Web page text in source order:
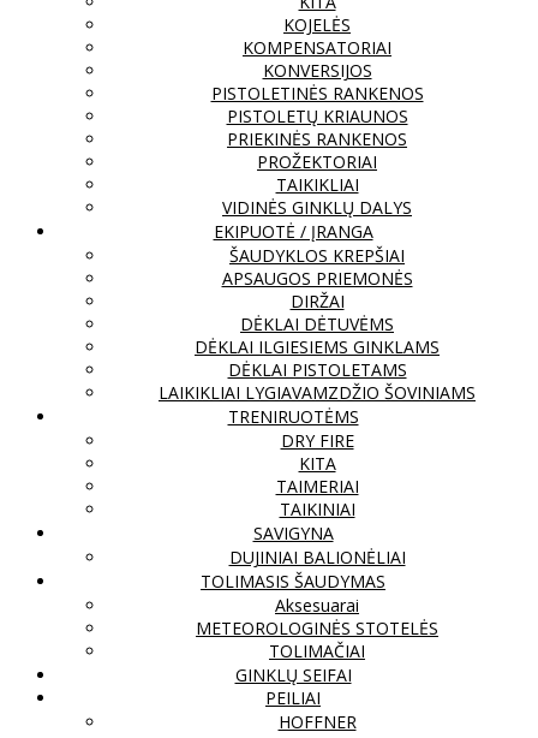
KOJELĖS
KOMPENSATORIAI
KONVERSIJOS
PISTOLETINĖS RANKENOS
PISTOLETŲ KRIAUNOS
PRIEKINĖS RANKENOS
PROŽEKTORIAI
TAIKIKLIAI
VIDINĖS GINKLŲ DALYS
EKIPUOTĖ / ĮRANGA
ŠAUDYKLOS KREPŠIAI
APSAUGOS PRIEMONĖS
DIRŽAI
DĖKLAI DĖTUVĖMS
DĖKLAI ILGIESIEMS GINKLAMS
DĖKLAI PISTOLETAMS
LAIKIKLIAI LYGIAVAMZDŽIO ŠOVINIAMS
TRENIRUOTĖMS
DRY FIRE
KITA
TAIMERIAI
TAIKINIAI
SAVIGYNA
DUJINIAI BALIONĖLIAI
TOLIMASIS ŠAUDYMAS
Aksesuarai
METEOROLOGINĖS STOTELĖS
TOLIMAČIAI
GINKLŲ SEIFAI
PEILIAI
HOFFNER